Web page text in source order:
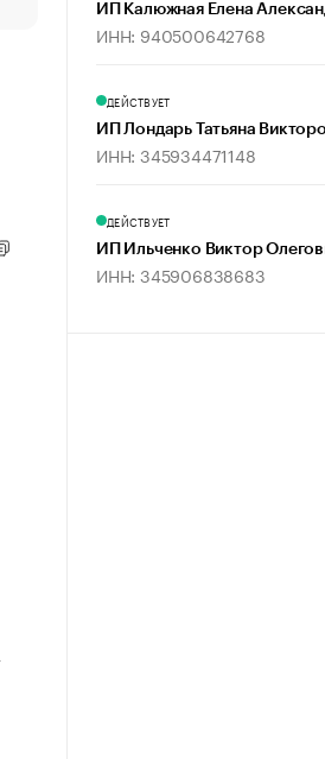
ИП Калюжная Елена
ИНН: 940500642768
ДЕЙСТВУЕТ
ИП Лондарь Татьяна
ИНН: 345934471148
ДЕЙСТВУЕТ
ИП Ильченко Виктор
ИНН: 345906838683